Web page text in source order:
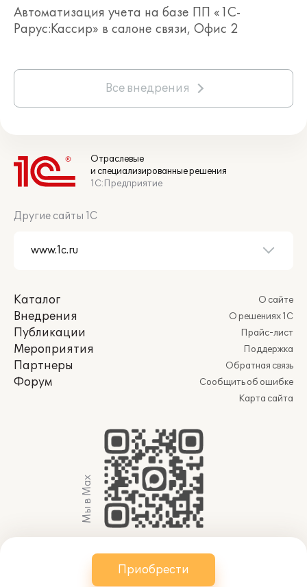
проверка накоплений на дисконтных
картах.
регистрация продаж и возвратов при
средств;
работа с отложенными чеками;
формирование документов кассовой
смены: X- и Z-отчетов.
Для удобства кассиров предусмотрена
программируемой клавиатуры без
мышки или работа с клавиатурой и
Приобрести
Автоматизация учета на базе ПП «1С-
Рарус:Кассир» в салоне связи, Офис 2
Все внедрения
Отраслевые
и специализированные решения
1С:Предприятие
Другие сайты 1С
Каталог
Внедрения
Публикации
Мероприятия
Партнеры
Форум
О сайте
О решениях 1С
Прайс-лист
Поддержка
Обратная связь
Сообщить об ошибке
Карта сайта
Мы в Max
© 2011-2026 АО «Группа 1С» (правопреемник ООО
«1С»). Все права защищены.
websol@1c.ru